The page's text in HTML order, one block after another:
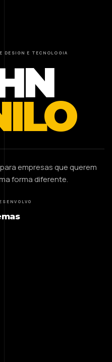
DESIGN E TECNOLOGIA
empresas que querem
forma diferente.